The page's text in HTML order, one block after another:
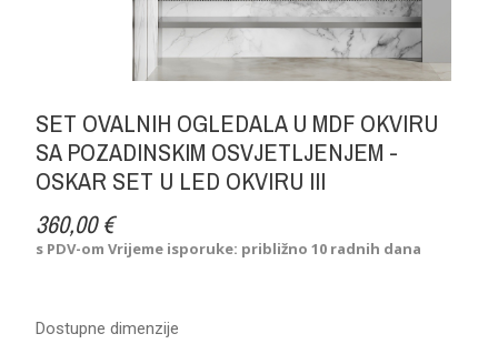
SET OVALNIH OGLEDALA U MDF OKVIRU
SA POZADINSKIM OSVJETLJENJEM -
OSKAR SET U LED OKVIRU III
360,00 €
s PDV-omVrijeme isporuke: približno 10 radnih dana
Dostupne dimenzije